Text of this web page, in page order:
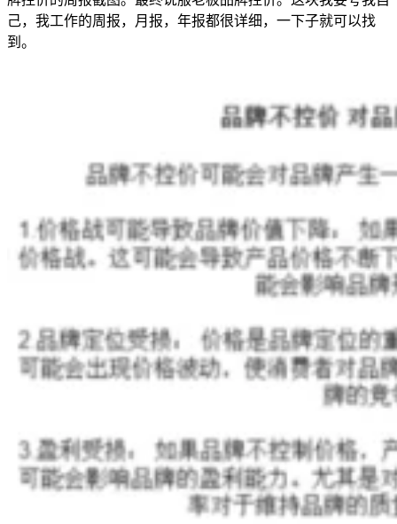
己，我工作的周报，月报，年报都很详细，一下子就可以找
到。